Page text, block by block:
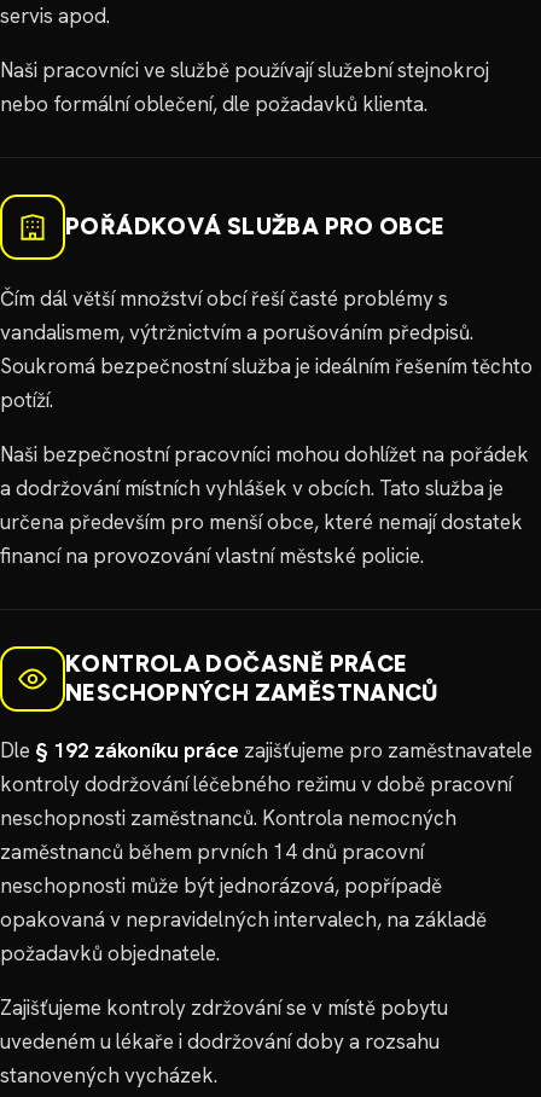
servis apod.
Naši pracovníci ve službě používají služební stejnokroj
nebo formální oblečení, dle požadavků klienta.
POŘÁDKOVÁ SLUŽBA PRO OBCE
Čím dál větší množství obcí řeší časté problémy s
vandalismem, výtržnictvím a porušováním předpisů.
Soukromá bezpečnostní služba je ideálním řešením těchto
potíží.
Naši bezpečnostní pracovníci mohou dohlížet na pořádek
a dodržování místních vyhlášek v obcích. Tato služba je
určena především pro menší obce, které nemají dostatek
financí na provozování vlastní městské policie.
KONTROLA DOČASNĚ PRÁCE
NESCHOPNÝCH ZAMĚSTNANCŮ
Dle § 192 zákoníku práce zajišťujeme pro zaměstnavatele
kontroly dodržování léčebného režimu v době pracovní
neschopnosti zaměstnanců. Kontrola nemocných
zaměstnanců během prvních 14 dnů pracovní
neschopnosti může být jednorázová, popřípadě
opakovaná v nepravidelných intervalech, na základě
požadavků objednatele.
Zajišťujeme kontroly zdržování se v místě pobytu
uvedeném u lékaře i dodržování doby a rozsahu
stanovených vycházek.